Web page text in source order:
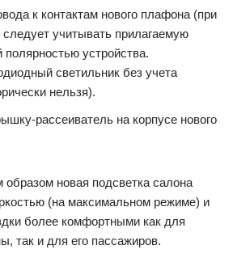
к контактам нового плафона (при
учитывать прилагаемую
полярностью устройства.
светильник без учета
нельзя).
рассеиватель на корпусе нового
образом новая подсветка салона
(на максимальном режиме) и
более комфортными как для
так и для его пассажиров.